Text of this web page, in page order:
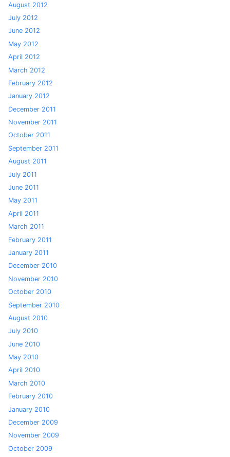
August 2012
July 2012
June 2012
May 2012
April 2012
March 2012
February 2012
January 2012
December 2011
November 2011
October 2011
September 2011
August 2011
July 2011
June 2011
May 2011
April 2011
March 2011
February 2011
January 2011
December 2010
November 2010
October 2010
September 2010
August 2010
July 2010
June 2010
May 2010
April 2010
March 2010
February 2010
January 2010
December 2009
November 2009
October 2009